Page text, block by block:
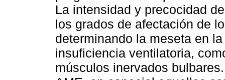
La intensidad y precocidad
los grados de afectación de
determinando la meseta en
insuficiencia ventilatoria,
músculos inervados